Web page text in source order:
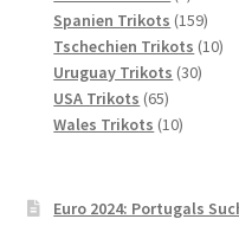
Produkt
Spanien Trikots 159159
Tschechien Trikots 1010
Uruguay Trikots 3030
USA Trikots 6565
Produkte
Wales Trikots 1010
Euro 2024: Portugals